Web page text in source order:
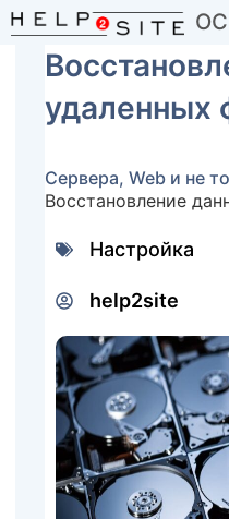
удаленных
Сервера, Web и не
Восстановление
Настройка
help2site